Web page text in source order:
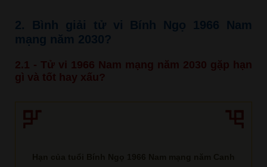
2. Bình giải tử vi Bính Ngọ 1966 Nam
mạng năm 2030?
2.1 - Tử vi 1966 Nam mạng năm 2030 gặp hạn
gì và tốt hay xấu?